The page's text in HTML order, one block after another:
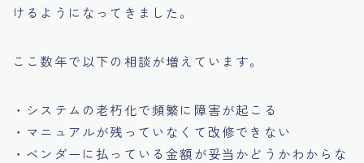
けるようになってきました。
ここ数年で以下の相談が増えています。
・システムの老朽化で頻繁に障害が起こる
・マニュアルが残っていなくて改修できない
・ベンダーに払っている金額が妥当かどうかわからな